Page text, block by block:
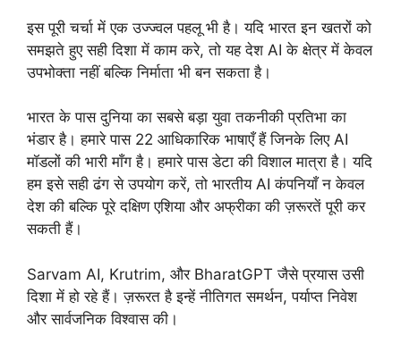
इस पूरी चर्चा में एक उज्ज्वल पहलू भी है। यदि भारत इन खतरों को
समझते हुए सही दिशा में काम करे, तो यह देश AI के क्षेत्र में केवल
उपभोक्ता नहीं बल्कि निर्माता भी बन सकता है।
भारत के पास दुनिया का सबसे बड़ा युवा तकनीकी प्रतिभा का
भंडार है। हमारे पास 22 आधिकारिक भाषाएँ हैं जिनके लिए AI
मॉडलों की भारी माँग है। हमारे पास डेटा की विशाल मात्रा है। यदि
हम इसे सही ढंग से उपयोग करें, तो भारतीय AI कंपनियाँ न केवल
देश की बल्कि पूरे दक्षिण एशिया और अफ्रीका की ज़रूरतें पूरी कर
सकती हैं।
Sarvam AI, Krutrim, और BharatGPT जैसे प्रयास उसी
दिशा में हो रहे हैं। ज़रूरत है इन्हें नीतिगत समर्थन, पर्याप्त निवेश
और सार्वजनिक विश्वास की।